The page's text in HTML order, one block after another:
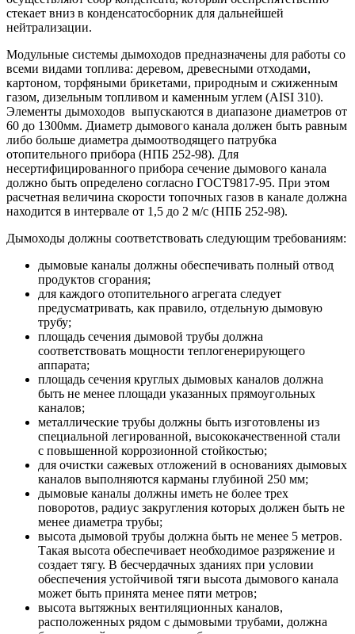
стекает вниз в конденсатосборник для дальнейшей
нейтрализации.
Модульные системы дымоходов предназначены для работы со
всеми видами топлива: деревом, древесными отходами,
картоном, торфяными брикетами, природным и сжиженным
газом, дизельным топливом и каменным углем (AISI 310).
Элементы дымоходов выпускаются в диапазоне диаметров от
60 до 1300мм. Диаметр дымового канала должен быть равным
либо больше диаметра дымоотводящего патрубка
отопительного прибора (НПБ 252-98). Для
несертифицированного прибора сечение дымового канала
должно быть определено согласно ГОСТ9817-95. При этом
расчетная величина скорости топочных газов в канале должна
находится в интервале от 1,5 до 2 м/с (НПБ 252-98).
Дымоходы должны соответствовать следующим требованиям:
дымовые каналы должны обеспечивать полный отвод
продуктов сгорания;
для каждого отопительного агрегата следует
предусматривать, как правило, отдельную дымовую
трубу;
площадь сечения дымовой трубы должна
соответствовать мощности теплогенерирующего
аппарата;
площадь сечения круглых дымовых каналов должна
быть не менее площади указанных прямоугольных
каналов;
металлические трубы должны быть изготовлены из
специальной легированной, высококачественной стали
с повышенной коррозионной стойкостью;
для очистки сажевых отложений в основаниях дымовых
каналов выполняются карманы глубиной 250 мм;
дымовые каналы должны иметь не более трех
поворотов, радиус закругления которых должен быть не
менее диаметра трубы;
высота дымовой трубы должна быть не менее 5 метров.
Такая высота обеспечивает необходимое разряжение и
создает тягу. В бесчердачных зданиях при условии
обеспечения устойчивой тяги высота дымового канала
может быть принята менее пяти метров;
высота вытяжных вентиляционных каналов,
расположенных рядом с дымовыми трубами, должна